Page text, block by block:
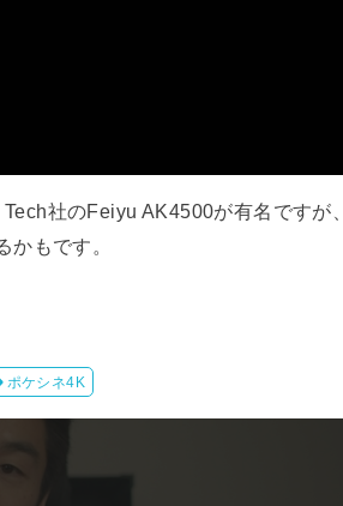
社のFeiyu AK4500が有名ですが、
もです。
ポケシネ4K